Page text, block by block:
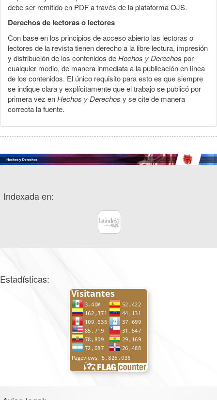
debe ser remitido en PDF a través de la plataforma OJS.
Derechos de lectoras o lectores
Con base en los principios de acceso abierto las lectoras o
lectores de la revista tienen derecho a la libre lectura, impresión
y distribución de los contenidos deHechos y Derechos por
cualquier medio, de manera inmediata a la publicación en línea
de los contenidos. El único requisito para esto es que siempre
se indique clara y explícitamente que el trabajo se publicó por
primera vez enHechos y Derechos y se cite de manera
correcta la fuente.
Indexada en:
Estadísticas: